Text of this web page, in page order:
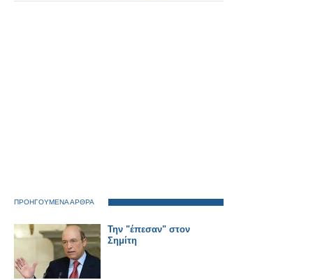
ΠΡΟΗΓΟΥΜΕΝΑ ΑΡΘΡΑ
Την "έπεσαν" στον
Σημίτη